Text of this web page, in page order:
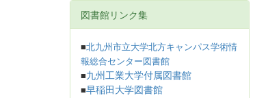
図書館リンク集
■北九州市立大学北方キャンパス学術情
報総合センター図書館
■九州工業大学付属図書館
■早稲田大学図書館